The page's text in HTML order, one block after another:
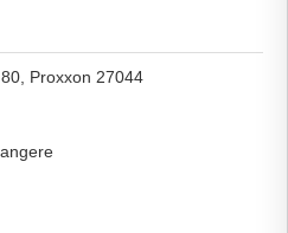
Proxxon 27044